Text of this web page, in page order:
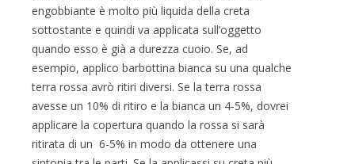
engobbiante è molto più liquida della creta
sottostante e quindi va applicata sull’oggetto
quando esso è già a durezza cuoio. Se, ad
esempio, applico barbottina bianca su una qualche
terra rossa avrò ritiri diversi. Se la terra rossa
avesse un 10% di ritiro e la bianca un 4-5%, dovrei
applicare la copertura quando la rossa si sarà
ritirata di un 6-5% in modo da ottenere una